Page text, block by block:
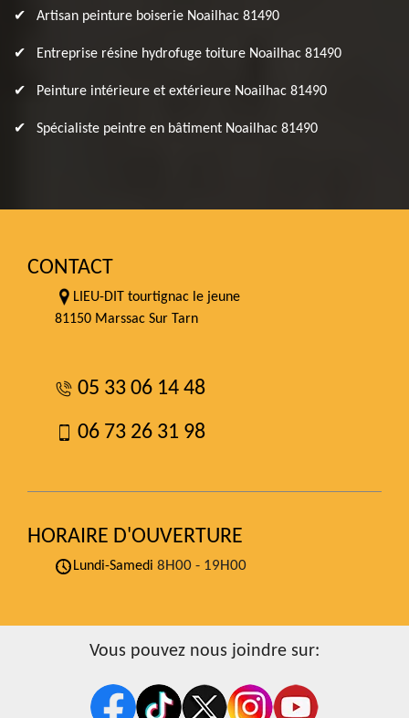
Artisan peinture boiserie Noailhac 81490
Entreprise résine hydrofuge toiture Noailhac 81490
Peinture intérieure et extérieure Noailhac 81490
Spécialiste peintre en bâtiment Noailhac 81490
CONTACT
LIEU-DIT tourtignac le jeune
81150 Marssac Sur Tarn
05 33 06 14 48
06 73 26 31 98
HORAIRE D'OUVERTURE
Lundi-Samedi 8H00 - 19H00
Vous pouvez nous joindre sur: